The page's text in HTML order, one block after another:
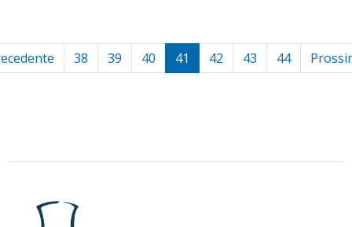
38 39 40 41 42 43 44